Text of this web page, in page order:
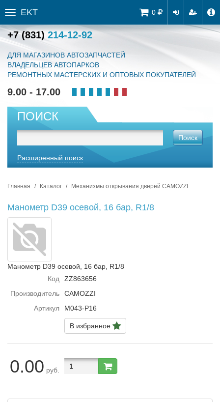
0
Toggle
sidebar
EKT
+7 (831) 214-12-92
ДЛЯ МАГАЗИНОВ АВТОЗАПЧАСТЕЙ
ВЛАДЕЛЬЦЕВ АВТОПАРКОВ
РЕМОНТНЫХ МАСТЕРСКИХ И ОПТОВЫХ ПОКУПАТЕЛЕЙ
9.00 - 17.00
ПОИСК
Поиск
Расширенный поиск
Главная Каталог Механизмы открывания дверей CAMOZZI
Манометр D39 осевой, 16 бар, R1/8
Манометр D39 осевой, 16 бар, R1/8
Код
ZZ863656
Производитель
CAMOZZI
Артикул
M043-P16
В избранное
0.00 руб.